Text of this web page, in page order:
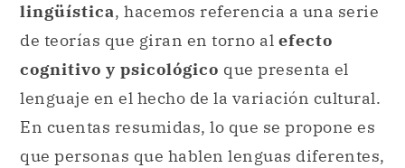
lingüística, hacemos referencia a una serie
de teorías que giran en torno al efecto
cognitivo y psicológico que presenta el
lenguaje en el hecho de la variación cultural.
En cuentas resumidas, lo que se propone es
que personas que hablen lenguas diferentes,